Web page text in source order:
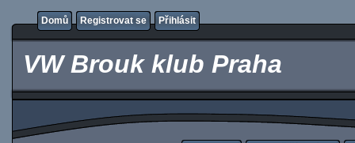
Domů Registrovat se Přihlásit
VW Brouk klub Praha